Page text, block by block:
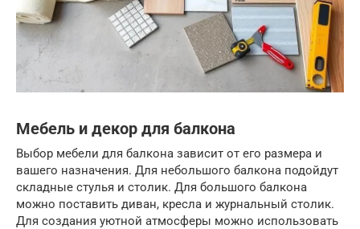
Мебель и декор для балкона
Выбор мебели для балкона зависит от его размера и
вашего назначения. Для небольшого балкона подойдут
складные стулья и столик. Для большого балкона
можно поставить диван, кресла и журнальный столик.
Для создания уютной атмосферы можно использовать